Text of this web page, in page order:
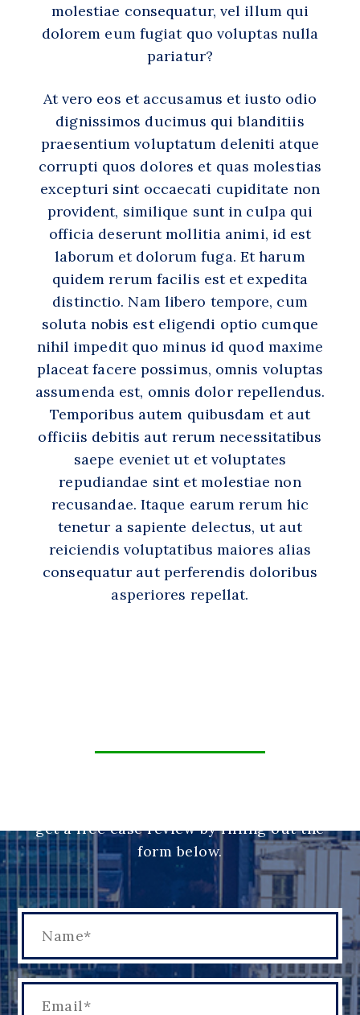
molestiae consequatur, vel illum qui
dolorem eum fugiat quo voluptas nulla
pariatur?
At vero eos et accusamus et iusto odio
dignissimos ducimus qui blanditiis
praesentium voluptatum deleniti atque
corrupti quos dolores et quas molestias
excepturi sint occaecati cupiditate non
provident, similique sunt in culpa qui
officia deserunt mollitia animi, id est
laborum et dolorum fuga. Et harum
quidem rerum facilis est et expedita
distinctio. Nam libero tempore, cum
soluta nobis est eligendi optio cumque
nihil impedit quo minus id quod maxime
placeat facere possimus, omnis voluptas
assumenda est, omnis dolor repellendus.
Temporibus autem quibusdam et aut
officiis debitis aut rerum necessitatibus
saepe eveniet ut et voluptates
repudiandae sint et molestiae non
recusandae. Itaque earum rerum hic
tenetur a sapiente delectus, ut aut
reiciendis voluptatibus maiores alias
consequatur aut perferendis doloribus
asperiores repellat.
get a free case review by filling out the
form below.